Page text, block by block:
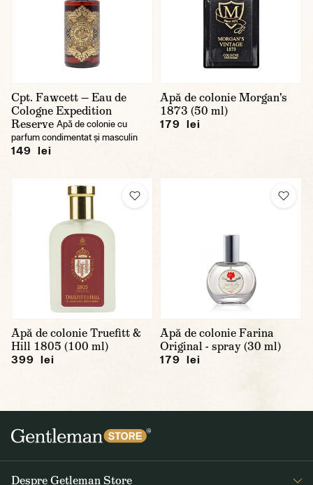
Cpt. Fawcett — Eau de
Cologne Expedition
Reserve Apă de colonie cu
parfum condimentat și masculin
149 lei
Apă de colonie Morgan's
1873 (50 ml)
179 lei
Apă de colonie Truefitt &
Hill 1805 (100 ml)
399 lei
Apă de colonie Farina
Original - spray (30 ml)
179 lei
Despre Getleman Store